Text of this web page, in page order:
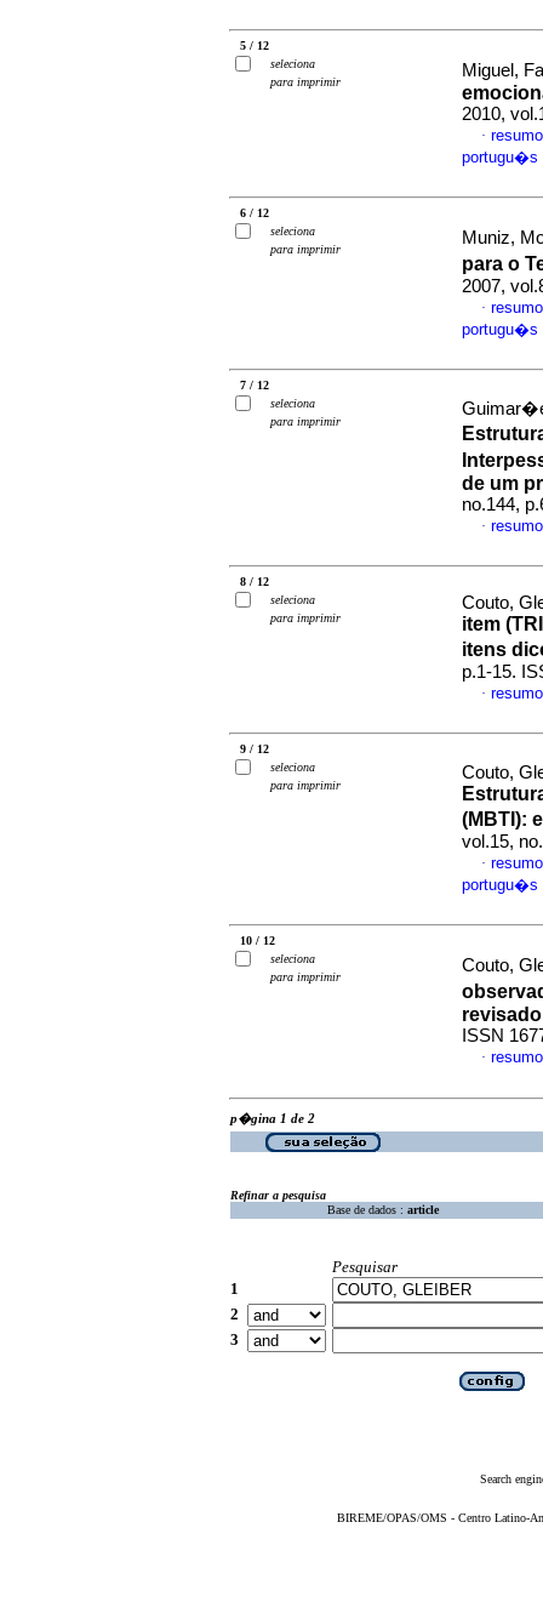
5 / 12
seleciona
para imprimir
Miguel,
2010,
·
portugu�s
6 / 12
seleciona
para imprimir
Muniz,
para o
2007,
·
portugu�s
7 / 12
seleciona
para imprimir
de um
no.144,
·
8 / 12
seleciona
para imprimir
Couto,
item
itens
p.1-15.
·
9 / 12
seleciona
para imprimir
Couto,
(MBTI):
vol.15,
·
portugu�s
10 / 12
seleciona
para imprimir
Couto,
revisado
ISSN
·
p�gina 1 de 2
Refinar a pesquisa
Base de dados : article
Pesquisar
1
2
3
Search
BIREME/OPAS/OMS - Centro Latino-